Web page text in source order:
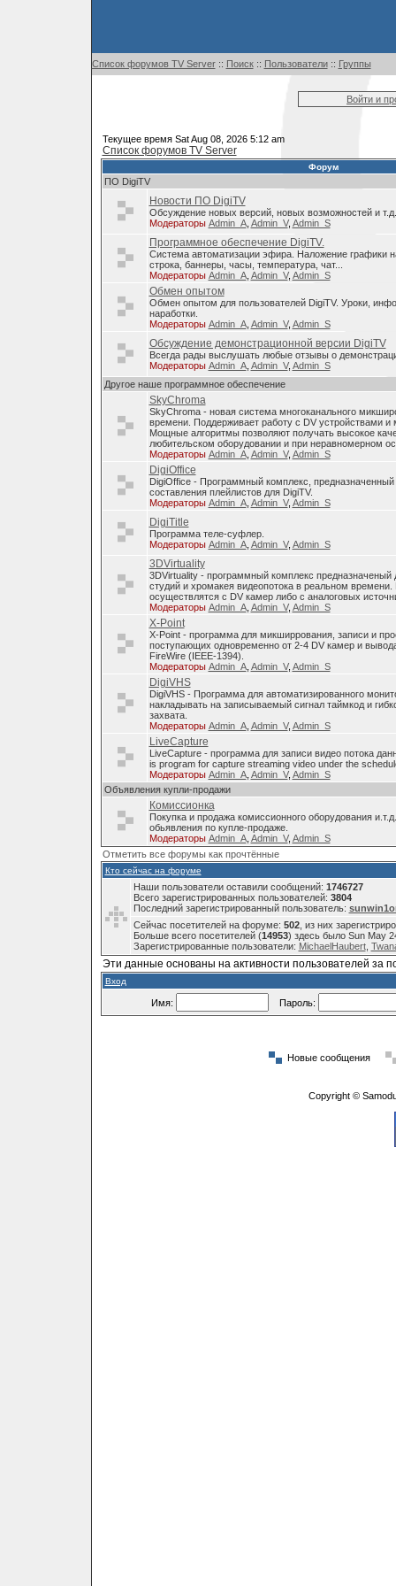
Список форумов TV Server:: Поиск:: Пользователи:: Группы
Войти и
Текущее время Sat Aug 08, 2026 5:12 am
Список форумов TV Server
Форум
ПО DigiTV
Новости ПО DigiTV
Обсуждение новых версий, новых возможностей и т.д.
Модераторы Admin_A, Admin_V, Admin_S
Программное обеспечение DigiTV.
Система автоматизации эфира. Наложение графики
строка, баннеры, часы, температура, чат...
Модераторы Admin_A, Admin_V, Admin_S
Обмен опытом
Обмен опытом для пользователей DigiTV. Уроки,
наработки.
Модераторы Admin_A, Admin_V, Admin_S
Обсуждение демонстрационной версии DigiTV
Всегда рады выслушать любые отзывы о
Модераторы Admin_A, Admin_V, Admin_S
Другое наше программное обеспечение
SkyChroma
SkyChroma - новая система многоканального
времени. Поддерживает работу с DV устройствами
Мощные алгоритмы позволяют получать высокое
любительском оборудовании и при неравномерном
Модераторы Admin_A, Admin_V, Admin_S
DigiOffice
DigiOffice - Программный комплекс, предназначенный
составления плейлистов для DigiTV.
Модераторы Admin_A, Admin_V, Admin_S
DigiTitle
Программа теле-суфлер.
Модераторы Admin_A, Admin_V, Admin_S
3DVirtuality
3DVirtuality - программный комплекс предназначеный
студий и хромакея видеопотока в реальном
осуществлятся с DV камер либо с аналоговых
Модераторы Admin_A, Admin_V, Admin_S
X-Point
X-Point - программа для микширрования, записи и
поступающих одновременно от 2-4 DV камер и
FireWire (IEEE-1394).
Модераторы Admin_A, Admin_V, Admin_S
DigiVHS
DigiVHS - Программа для автоматизированного
накладывать на записываемый сигнал таймкод и
захвата.
Модераторы Admin_A, Admin_V, Admin_S
LiveCapture
LiveCapture - программа для записи видео потока
is program for capture streaming video under the
Модераторы Admin_A, Admin_V, Admin_S
Объявления купли-продажи
Комиссионка
Покупка и продажа комиссионного оборудования
обьявления по купле-продаже.
Модераторы Admin_A, Admin_V, Admin_S
Отметить все форумы как прочтённые
Кто сейчас на форуме
Наши пользователи оставили сообщений: 1746727
Всего зарегистрированных пользователей: 3804
Последний зарегистрированный пользователь:
Сейчас посетителей на форуме: 502, из них
Больше всего посетителей (14953) здесь было Sun May
Зарегистрированные пользователи: MichaelHaubert,
Эти данные основаны на активности пользователей за
Вход
Имя: Пароль:
Новые сообщения
Copyright ©